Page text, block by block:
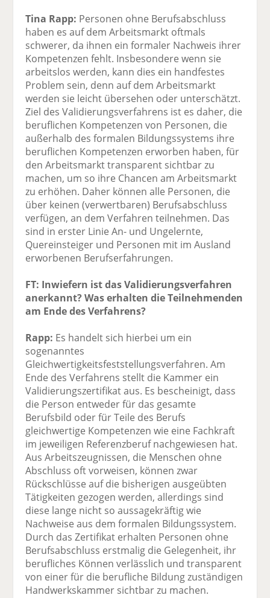
Tina Rapp: Personen ohne Berufsabschluss
haben es auf dem Arbeitsmarkt oftmals
schwerer, da ihnen ein formaler Nachweis ihrer
Kompetenzen fehlt. Insbesondere wenn sie
arbeitslos werden, kann dies ein handfestes
Problem sein, denn auf dem Arbeitsmarkt
werden sie leicht übersehen oder unterschätzt.
Ziel des Validierungsverfahrens ist es daher, die
beruflichen Kompetenzen von Personen, die
außerhalb des formalen Bildungssystems ihre
beruflichen Kompetenzen erworben haben, für
den Arbeitsmarkt transparent sichtbar zu
machen, um so ihre Chancen am Arbeitsmarkt
zu erhöhen. Daher können alle Personen, die
über keinen (verwertbaren) Berufsabschluss
verfügen, an dem Verfahren teilnehmen. Das
sind in erster Linie An- und Ungelernte,
Quereinsteiger und Personen mit im Ausland
erworbenen Berufserfahrungen.
FT: Inwiefern ist das Validierungsverfahren
anerkannt? Was erhalten die Teilnehmenden
am Ende des Verfahrens?
Rapp: Es handelt sich hierbei um ein
sogenanntes
Gleichwertigkeitsfeststellungsverfahren. Am
Ende des Verfahrens stellt die Kammer ein
Validierungszertifikat aus. Es bescheinigt, dass
die Person entweder für das gesamte
Berufsbild oder für Teile des Berufs
gleichwertige Kompetenzen wie eine Fachkraft
im jeweiligen Referenzberuf nachgewiesen hat.
Aus Arbeitszeugnissen, die Menschen ohne
Abschluss oft vorweisen, können zwar
Rückschlüsse auf die bisherigen ausgeübten
Tätigkeiten gezogen werden, allerdings sind
diese lange nicht so aussagekräftig wie
Nachweise aus dem formalen Bildungssystem.
Durch das Zertifikat erhalten Personen ohne
Berufsabschluss erstmalig die Gelegenheit, ihr
berufliches Können verlässlich und transparent
von einer für die berufliche Bildung zuständigen
Handwerkskammer sichtbar zu machen.